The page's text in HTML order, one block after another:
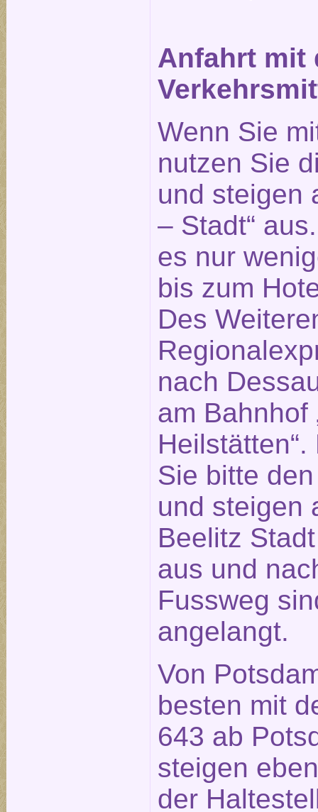
Anfahrt mit
Wenn Sie
nutzen Sie
und steigen
– Stadt“
es nur
bis zum
Des
nach
am Bahnhof
Sie bitte
und steigen
Beelitz
aus und
Fussweg
angelangt.
Von
besten mit
643 ab
steigen
der